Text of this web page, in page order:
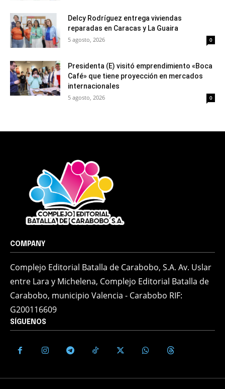
Delcy Rodríguez entrega viviendas
reparadas en Caracas y La Guaira
5 agosto, 2026 0
Presidenta (E) visitó emprendimiento «Boca
Café» que tiene proyección en mercados
internacionales
5 agosto, 2026 0
COMPANY
Complejo Editorial Batalla de Carabobo, S.A. Av. Uslar
entre Lara y Michelena, Complejo Editorial Batalla de
Carabobo, municipio Valencia - Carabobo RIF:
G200116609
SÍGUENOS